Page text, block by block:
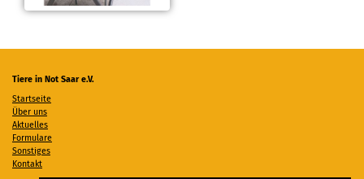
Tiere in Not Saar e.V.
Startseite
Über uns
Aktuelles
Formulare
Sonstiges
Kontakt